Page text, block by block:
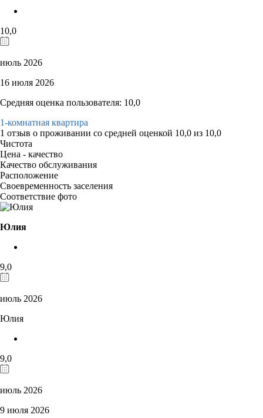
10,0
июль 2026
16 июля 2026
Средняя оценка пользователя: 10,0
1-комнатная квартира
1 отзыв о проживании со средней оценкой 10,0 из 10,0
Чистота
Цена - качество
Качество обслуживания
Расположение
Своевременность заселения
Соответствие фото
Юлия
9,0
июль 2026
Юлия
9,0
июль 2026
9 июля 2026